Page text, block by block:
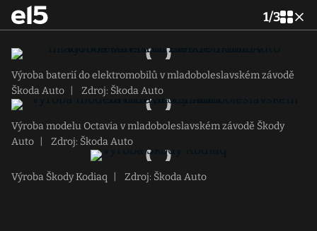
1/3
Výroba baterií do elektromobilů v mladoboleslavském závodě
Škoda Auto
Zdroj: Škoda Auto
Výroba modelu Octavia v mladoboleslavském závodě Škody
Auto
Zdroj: Škoda Auto
Výroba Škody Kodiaq Zdroj: Škoda Auto